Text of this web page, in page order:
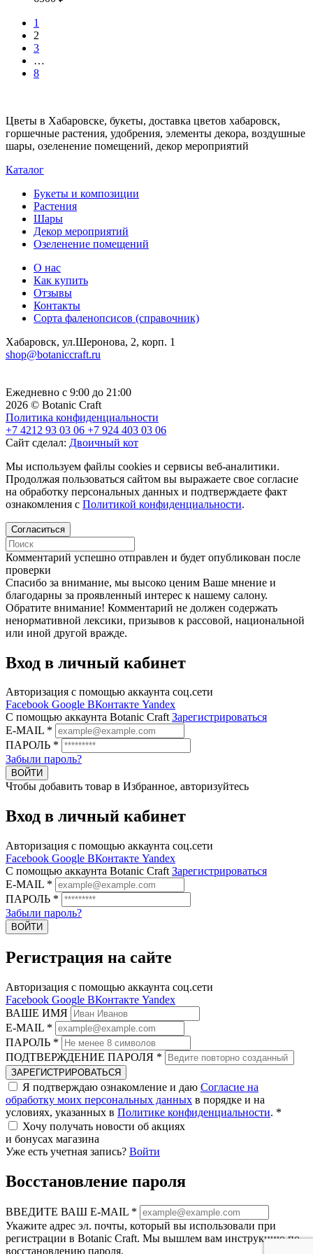
1
2
3
…
8
Цветы в Хабаровске, букеты, доставка цветов хабаровск,
горшечные растения, удобрения, элементы декора, воздушные
шары, озеленение помещений, декор мероприятий
Каталог
Букеты и композиции
Растения
Шары
Декор мероприятий
Озеленение помещений
О нас
Как купить
Отзывы
Контакты
Сорта фаленопсисов (справочник)
Хабаровск, ул.Шеронова, 2, корп. 1
shop@botaniccraft.ru
Ежедневно с 9:00 до 21:00
2026 © Botanic Craft
Политика конфиденциальности
+7 4212 93 03 06 +7 924 403 03 06
Сайт сделал: Двоичный кот
Мы используем файлы cookies и сервисы веб-аналитики.
Продолжая пользоваться сайтом вы выражаете свое согласие
на обработку персональных данных и подтверждаете факт
ознакомления с Политикой конфиденциальности.
Согласиться
Комментарий успешно отправлен и будет опубликован после
проверки
Cпасибо за внимание, мы высоко ценим Ваше мнение и
благодарны за проявленный интерес к нашему салону.
Обратите внимание! Комментарий не должен содержать
ненормативной лексики, призывов к рассовой, национальной
или иной другой вражде.
Вход в личный кабинет
Авторизация с помощью аккаунта соц.сети
Facebook Google ВКонтакте Yandex
C помощью аккаунта Botanic Craft Зарегистрироваться
E-MAIL *
ПАРОЛЬ *
Забыли пароль?
ВОЙТИ
Чтобы добавить товар в Избранное, авторизуйтесь
Вход в личный кабинет
Авторизация с помощью аккаунта соц.сети
Facebook Google ВКонтакте Yandex
C помощью аккаунта Botanic Craft Зарегистрироваться
E-MAIL *
ПАРОЛЬ *
Забыли пароль?
ВОЙТИ
Регистрация на сайте
Авторизация с помощью аккаунта соц.сети
Facebook Google ВКонтакте Yandex
ВАШЕ ИМЯ
E-MAIL *
ПАРОЛЬ *
ПОДТВЕРЖДЕНИЕ ПАРОЛЯ *
ЗАРЕГИСТРИРОВАТЬСЯ
Я подтверждаю ознакомление и даю Согласие на
обработку моих персональных данных в порядке и на
условиях, указанных в Политике конфиденциальности. *
Хочу получать новости об акциях
и бонусах магазина
Уже есть учетная запись? Войти
Восстановление пароля
ВВЕДИТЕ ВАШ E-MAIL *
Укажите адрес эл. почты, который вы использовали при
регистрации в Botanic Craft. Мы вышлем вам инструкцию по
восстановлению пароля.